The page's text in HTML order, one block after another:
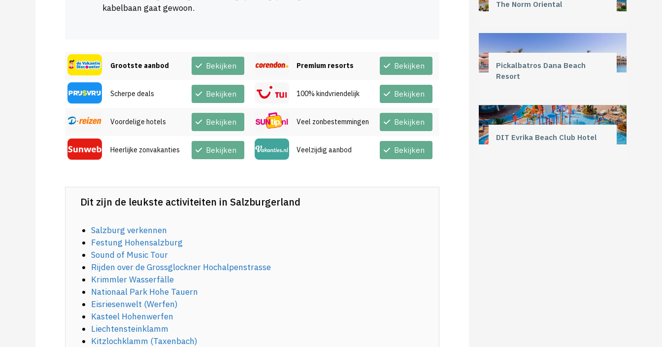
kabelbaan gaat gewoon.
Grootste aanbod Bekijken
Scherpe deals Bekijken
Voordelige hotels Bekijken
Heerlijke zonvakanties Bekijken
Premium resorts Bekijken
100% kindvriendelijk Bekijken
Veel zonbestemmingen Bekijken
Veelzijdig aanbod Bekijken
Dit zijn de leukste activiteiten in Salzburgerland
Salzburg verkennen
Festung Hohensalzburg
Sound of Music Tour
Rijden over de Grossglockner Hochalpenstrasse
Krimmler Wasserfälle
Nationaal Park Hohe Tauern
Eisriesenwelt (Werfen)
Kasteel Hohenwerfen
Liechtensteinklamm
Kitzlochklamm (Taxenbach)
The Norm Oriental
Pickalbatros Dana Beach
Resort
DIT Evrika Beach Club Hotel